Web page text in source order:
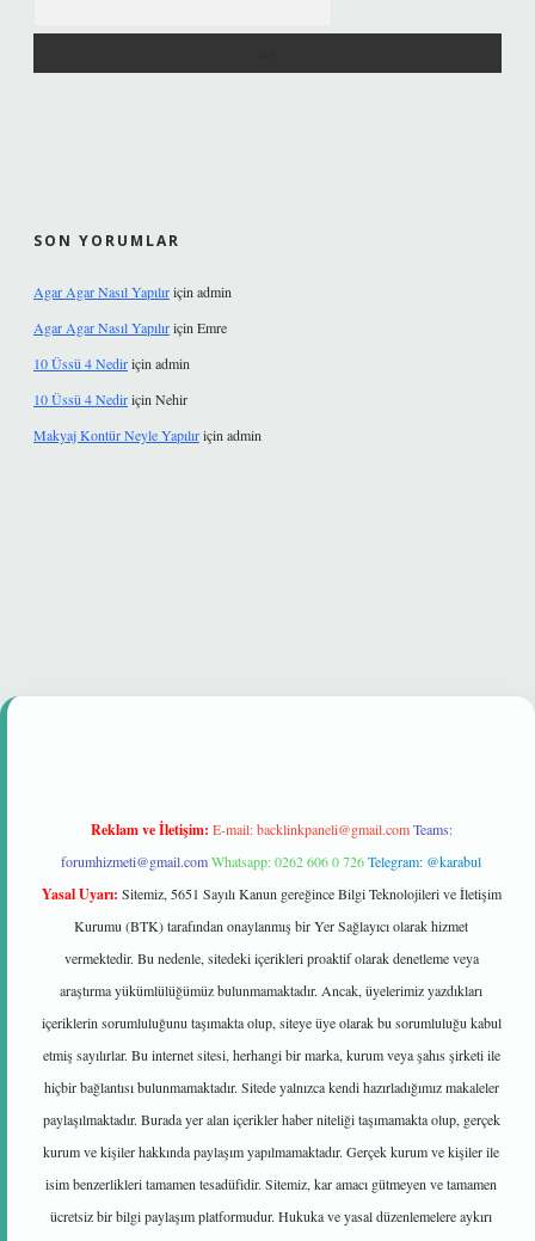
SON YORUMLAR
Agar Agar Nasıl Yapılıriçin admin
Agar Agar Nasıl Yapılıriçin Emre
10 Üssü 4 Nediriçin admin
10 Üssü 4 Nediriçin Nehir
Makyaj Kontür Neyle Yapılıriçin admin
güvenilir mi
Reklam ve İletişim: E-mail:backlinkpaneli@gmail.com Teams:
forumhizmeti@gmail.comWhatsapp: 0262 606 0 726Telegram: @karabul
Yasal Uyarı: Sitemiz, 5651 Sayılı Kanun gereğince Bilgi Teknolojileri ve İletişim
Kurumu (BTK) tarafından onaylanmış bir Yer Sağlayıcı olarak hizmet
vermektedir. Bu nedenle, sitedeki içerikleri proaktif olarak denetleme veya
araştırma yükümlülüğümüz bulunmamaktadır. Ancak, üyelerimiz yazdıkları
içeriklerin sorumluluğunu taşımakta olup, siteye üye olarak bu sorumluluğu kabul
etmiş sayılırlar. Bu internet sitesi, herhangi bir marka, kurum veya şahıs şirketi ile
hiçbir bağlantısı bulunmamaktadır. Sitede yalnızca kendi hazırladığımız makaleler
paylaşılmaktadır. Burada yer alan içerikler haber niteliği taşımamakta olup, gerçek
kurum ve kişiler hakkında paylaşım yapılmamaktadır. Gerçek kurum ve kişiler ile
isim benzerlikleri tamamen tesadüfidir. Sitemiz, kar amacı gütmeyen ve tamamen
ücretsiz bir bilgi paylaşım platformudur. Hukuka ve yasal düzenlemelere aykırı